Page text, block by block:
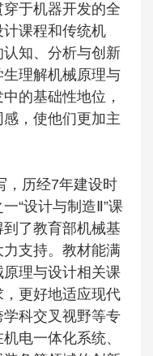
于机器开发的全
课程和传统机
知、分析与创新
理解机械原理与
的基础性地位，
，使他们更加主
，历经7年建设时
“设计与制造Ⅱ”课
了教育部机械基
支持。教材能满
理与设计相关课
更好地适应现代
科交叉视野等专
电一体化系统、